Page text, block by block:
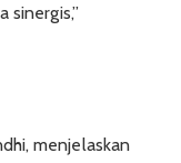
sinergis,”
menjelaskan